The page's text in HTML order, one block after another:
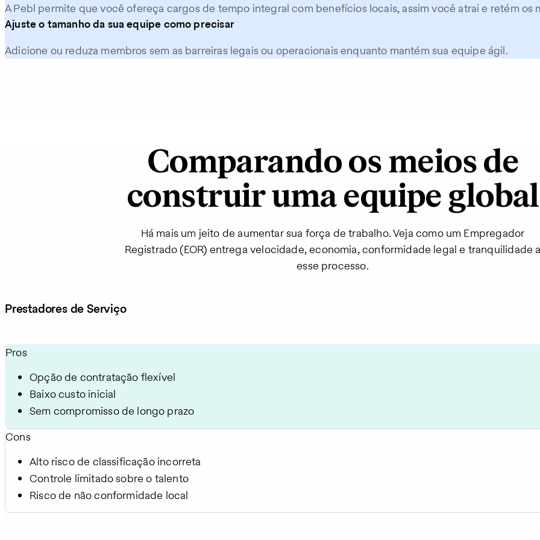
A Pebl permite que você ofereça cargos de tempo integral com benefícios locais, assim você atrai e retém os
Ajuste o tamanho da sua equipe como precisar
Adicione ou reduza membros sem as barreiras legais ou operacionais enquanto mantém sua equipe ágil.
Comparando os meios de
construir uma equipe global
Há mais um jeito de aumentar sua força de trabalho. Veja como um Empregador
Registrado (EOR) entrega velocidade, economia, conformidade legal e tranquilidade a
esse processo.
Prestadores de Serviço
Pros
Opção de contratação flexível
Baixo custo inicial
Sem compromisso de longo prazo
Cons
Alto risco de classificação incorreta
Controle limitado sobre o talento
Risco de não conformidade local